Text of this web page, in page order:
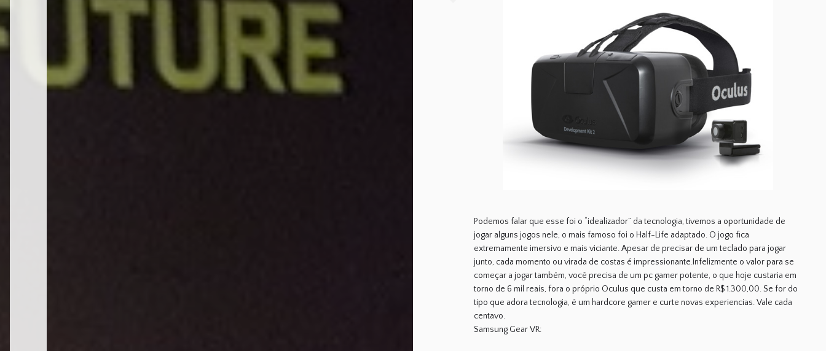
Podemos falar que esse foi o “idealizador” da tecnologia, tivemos a oportunidade de
jogar alguns jogos nele, o mais famoso foi o Half-Life adaptado. O jogo fica
extremamente imersivo e mais viciante. Apesar de precisar de um teclado para jogar
junto, cada momento ou virada de costas é impressionante.Infelizmente o valor para se
começar a jogar também, você precisa de um pc gamer potente, o que hoje custaria em
torno de 6 mil reais, fora o próprio Oculus que custa em torno de R$ 1.300,00. Se for do
tipo que adora tecnologia, é um hardcore gamer e curte novas experiencias. Vale cada
centavo.
Samsung Gear VR: